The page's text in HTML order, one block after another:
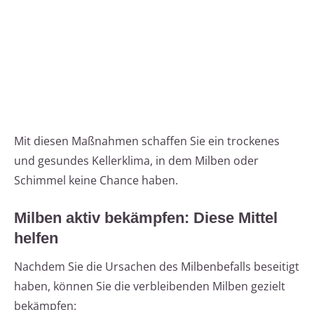
Mit diesen Maßnahmen schaffen Sie ein trockenes
und gesundes Kellerklima, in dem Milben oder
Schimmel keine Chance haben.
Milben aktiv bekämpfen: Diese Mittel
helfen
Nachdem Sie die Ursachen des Milbenbefalls beseitigt
haben, können Sie die verbleibenden Milben gezielt
bekämpfen: